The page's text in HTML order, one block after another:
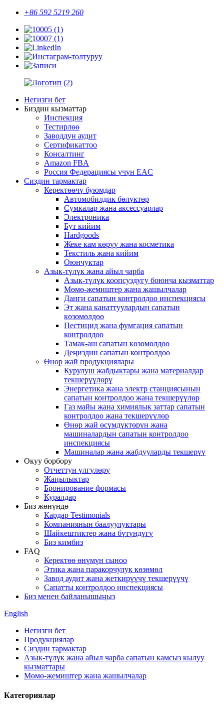
+86 592 5219 260
Негизги бет
Биздин кызматтар
Инспекция
Тестирлөө
Заводдун аудит
Сертификаттоо
Консалтинг
Amazon FBA
Россия Федерациясы үчүн EAC
Сиздин тармактар
Керектөөчү буюмдар
Автомобилдик бөлүктөр
Сумкалар жана аксессуарлар
Электроника
Бут кийим
Hardgoods
Жеке кам көрүү жана косметика
Текстиль жана кийим
Оюнчуктар
Азык-түлүк жана айыл чарба
Азык-түлүк коопсуздугу боюнча кызматтар
Мөмө-жемиштер жана жашылчалар
Данги сапатын контролдоо инспекциясы
Эт жана канаттуулардын сапатын
көзөмөлдөө
Пестицид жана фумгация сапатын
контролдоо
Тамак-аш сапатын көзөмөлдөө
Деңиздин сапатын контролдоо
Өнөр жай продукциялары
Курулуш жабдыктары жана материалдар
текшерүүлөрү
Энергетика жана электр станциясынын
сапатын контролдоо жана текшерүүлөр
Газ майы жана химиялык заттар сапатын
контролдоо жана текшерүүлөр
Өнөр жай өсүмдүктөрүн жана
машиналардын сапатын контролдоо
инспекциясы
Машиналар жана жабдууларды текшерүү
Окуу борбору
Отчеттун үлгүлөрү
Жаңылыктар
Бронирование формасы
Куралдар
Биз жөнүндө
Кардар Testimonials
Компаниянын баалуулуктары
Шайкештиктер жана бүтүндүгү
Биз кимбиз
FAQ
Керектөө өнүмүн сыноо
Этика жана паракорчулук көзөмөл
Завод аудит жана жеткирүүчү текшерүүчү
Сапатты контролдоо инспекциясы
Биз менен байланышыңыз
English
Негизги бет
Продукциялар
Сиздин тармактар
Азык-түлүк жана айыл чарба сапатын камсыз кылуу
кызматтары
Мөмө-жемиштер жана жашылчалар
Категориялар